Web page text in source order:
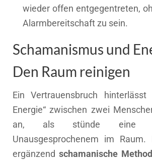
wieder offen entgegentreten,
Alarmbereitschaft zu sein.
Schamanismus und
Den Raum reinigen
Ein Vertrauensbruch hinterlässt
Energie“ zwischen zwei
an, als stünde eine
Unausgesprochenem im
ergänzendschamanische